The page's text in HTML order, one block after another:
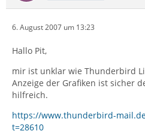
6. August 2007 um 13:23
Hallo Pit,
mir ist unklar wie Thunderbird
Anzeige der Grafiken ist sicher
hilfreich.
https://www.thunderbird-
t=28610